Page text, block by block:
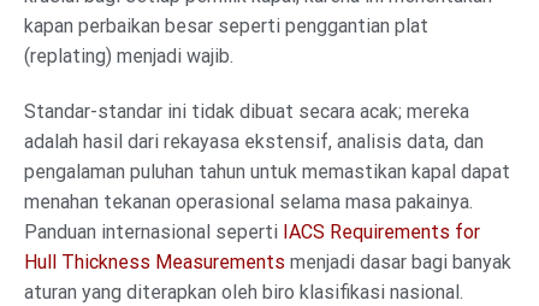
kapan perbaikan besar seperti penggantian plat
(replating) menjadi wajib.
Standar-standar ini tidak dibuat secara acak; mereka
adalah hasil dari rekayasa ekstensif, analisis data, dan
pengalaman puluhan tahun untuk memastikan kapal dapat
menahan tekanan operasional selama masa pakainya.
Panduan internasional seperti IACS Requirements for
Hull Thickness Measurements menjadi dasar bagi banyak
aturan yang diterapkan oleh biro klasifikasi nasional.